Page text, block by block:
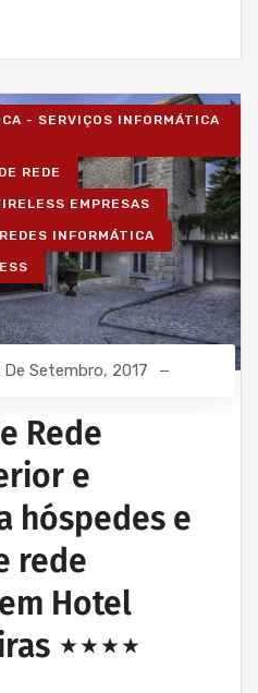
- SERVIÇOS INFORMÁTICA
REDE
EMPRESAS
INFORMÁTICA
De Setembro, 2017
Rede
e
hóspedes e
rede
Hotel
⋆⋆⋆⋆